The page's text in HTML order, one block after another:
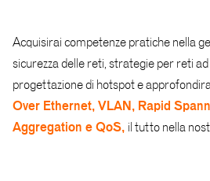
Acquisirai competenze pratiche nella
sicurezza delle reti, strategie per reti
progettazione di hotspot e
Over Ethernet, VLAN, Rapid
Aggregation e QoS, il tutto nella